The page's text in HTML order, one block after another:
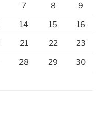
7 8 9
14 15 16
21 22 23
28 29 30